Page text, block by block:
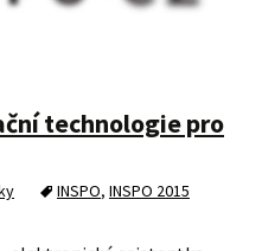
technologie pro
INSPO, INSPO 2015